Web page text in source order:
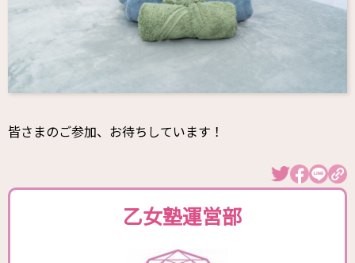
皆さまのご参加、お待ちしています！
乙女塾運営部